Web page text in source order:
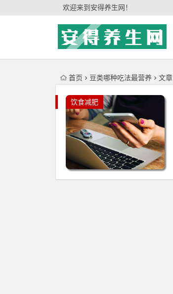
欢迎来到安得养生网！
首页 豆类哪种吃法最营养 文章
饮食减肥